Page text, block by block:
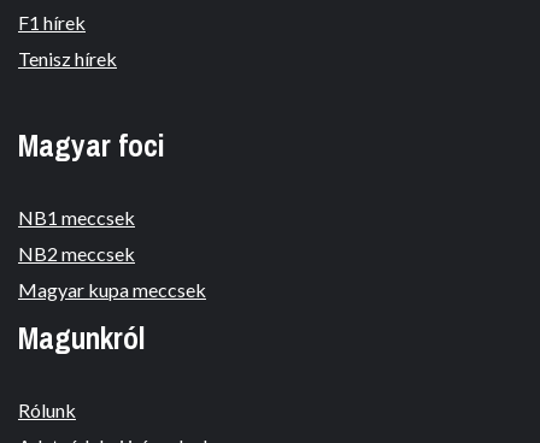
F1 hírek
Tenisz hírek
Magyar foci
NB1 meccsek
NB2 meccsek
Magyar kupa meccsek
Magunkról
Rólunk